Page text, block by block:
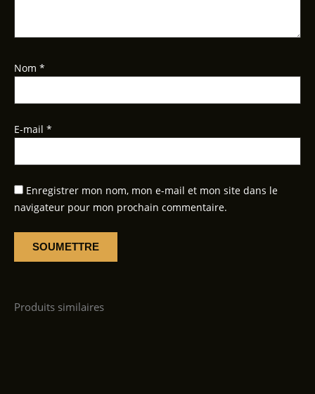
Nom *
E-mail *
Enregistrer mon nom, mon e-mail et mon site dans le
navigateur pour mon prochain commentaire.
Produits similaires